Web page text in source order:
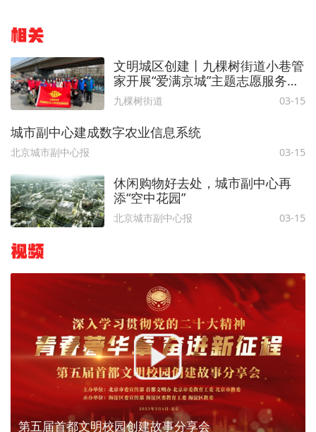
相关
文明城区创建丨九棵树街道小巷管
家开展“爱满京城”主题志愿服务活
动，续写雷锋故事
九棵树街道 03-15
城市副中心建成数字农业信息系统
北京城市副中心报 03-15
休闲购物好去处，城市副中心再
添“空中花园”
北京城市副中心报 03-15
视频
第五届首都文明校园创建故事分享会